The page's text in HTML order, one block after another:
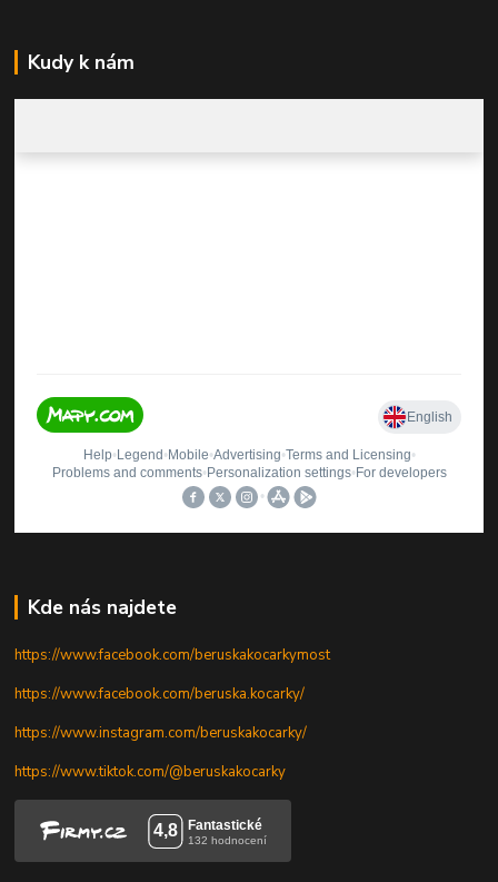
Kudy k nám
Kde nás najdete
https://www.facebook.com/beruskakocarkymost
https://www.facebook.com/beruska.kocarky/
https://www.instagram.com/beruskakocarky/
https://www.tiktok.com/@beruskakocarky